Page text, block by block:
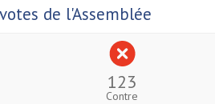
de l'Assemblée
123
Contre